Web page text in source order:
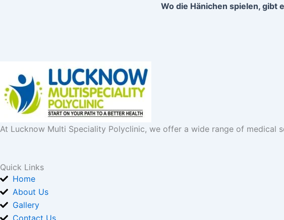
At Lucknow Multi Speciality Polyclinic, we offer a wide range of medical
Quick Links
Home
About Us
Gallery
Contact Us